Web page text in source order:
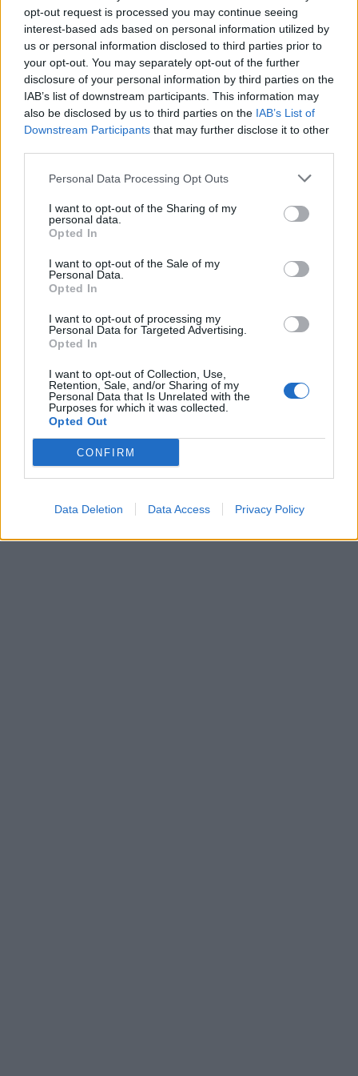
opt-out request is processed you may continue seeing
interest-based ads based on personal information utilized by
us or personal information disclosed to third parties prior to
your opt-out. You may separately opt-out of the further
disclosure of your personal information by third parties on the
IAB’s list of downstream participants. This information may
also be disclosed by us to third parties on the IAB’s List of
Downstream Participants that may further disclose it to other
Personal Data Processing Opt Outs
I want to opt-out of the Sharing of my
personal data.
Opted In
I want to opt-out of the Sale of my
Personal Data.
Opted In
I want to opt-out of processing my
Personal Data for Targeted Advertising.
Opted In
I want to opt-out of Collection, Use,
Retention, Sale, and/or Sharing of my
Personal Data that Is Unrelated with the
Purposes for which it was collected.
Opted Out
CONFIRM
Data Deletion Data Access Privacy Policy